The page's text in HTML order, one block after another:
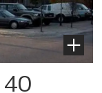
40